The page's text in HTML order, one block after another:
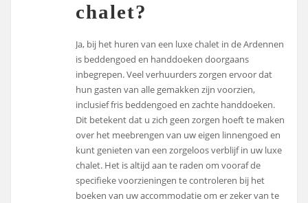
chalet?
Ja, bij het huren van een luxe chalet in de Ardennen
is beddengoed en handdoeken doorgaans
inbegrepen. Veel verhuurders zorgen ervoor dat
hun gasten van alle gemakken zijn voorzien,
inclusief fris beddengoed en zachte handdoeken.
Dit betekent dat u zich geen zorgen hoeft te maken
over het meebrengen van uw eigen linnengoed en
kunt genieten van een zorgeloos verblijf in uw luxe
chalet. Het is altijd aan te raden om vooraf de
specifieke voorzieningen te controleren bij het
boeken van uw accommodatie om er zeker van te